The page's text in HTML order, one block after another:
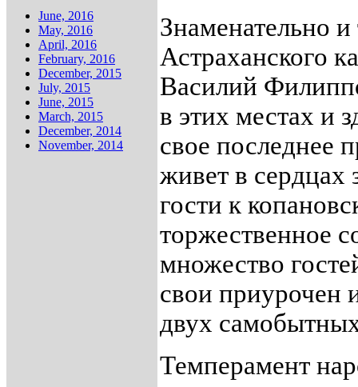
June, 2016
May, 2016
April, 2016
February, 2016
December, 2015
July, 2015
June, 2015
March, 2015
December, 2014
November, 2014
Знаменательно
Астраханского
Василий
в этих местах и
свое последнее
живет в сердцах
гости к
торжественное
множество
свои приурочен
двух
Темперамент